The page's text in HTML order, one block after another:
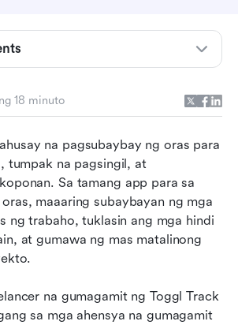
18 minuto
na pagsubaybay ng oras para
tumpak na pagsingil, at
Sa tamang app para sa
maaaring subaybayan ng mga
ng trabaho, tuklasin ang mga hindi
at gumawa ng mas matalinong
na gumagamit ng Toggl Track
sa mga ahensya na gumagamit
tracking app?
ng oras
mga koponan ang Lark kaysa sa
tagasubaybay ng oras
sinuri ang pinakamahusay na
ng oras